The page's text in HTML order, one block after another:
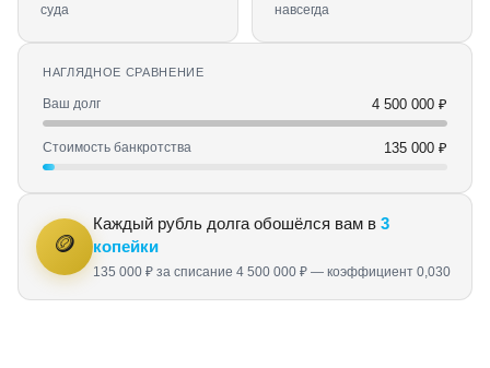
суда
навсегда
НАГЛЯДНОЕ СРАВНЕНИЕ
Ваш долг 4 500 000 ₽
Стоимость банкротства 135 000 ₽
🪙
Каждый рубль долга обошёлся вам в 3
копейки
135 000 ₽ за списание 4 500 000 ₽ — коэффициент 0,030